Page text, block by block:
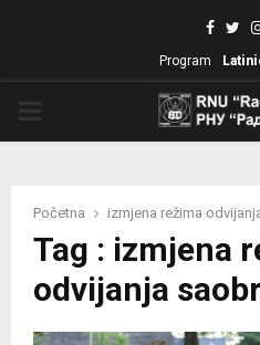
Program
Početna izmjena režima
Tag : izmjena
odvijanja